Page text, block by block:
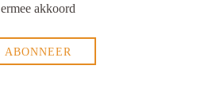
ermee akkoord